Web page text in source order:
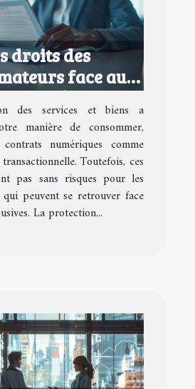
droits des
face aux
numériques
abusifs
des services et biens a
manière de consommer,
numériques comme
Toutefois, ces
pas sans risques pour les
qui peuvent se retrouver face
La protection...